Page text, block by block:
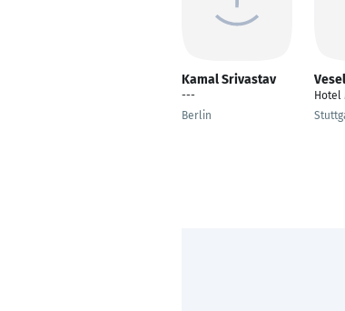
Kamal Srivastav
---
Berlin
Hotel